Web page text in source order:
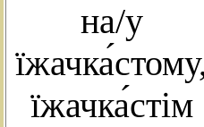
на/у
їжачка́стім